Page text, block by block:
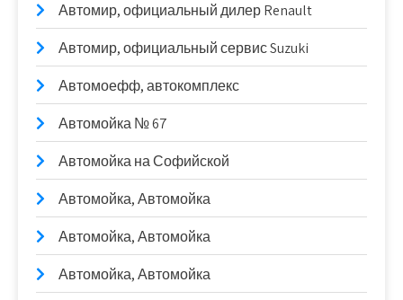
Автомир, официальный дилер Renault
Автомир, официальный сервис Suzuki
Автомоефф, автокомплекс
Автомойка № 67
Автомойка на Софийской
Автомойка, Автомойка
Автомойка, Автомойка
Автомойка, Автомойка